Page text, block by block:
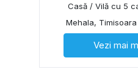
Casă / Vilă cu 5
Mehala, Timisoara
Vezi mai